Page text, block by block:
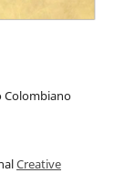
Colombiano
Creative